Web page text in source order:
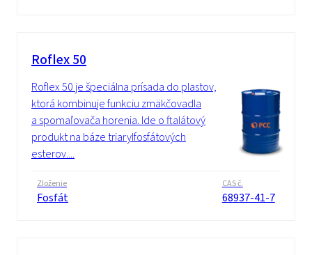
Roflex 50
Roflex 50 je špeciálna prísada do plastov,
ktorá kombinuje funkciu zmäkčovadla
a spomaľovača horenia. Ide o ftalátový
produkt na báze triarylfosfátových
esterov....
Zloženie
Fosfát
CAS č.
68937-41-7